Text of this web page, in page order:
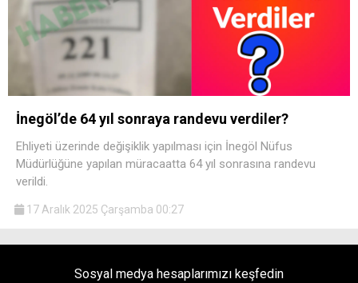
İnegöl’de 64 yıl sonraya randevu verdiler?
Ehliyeti üzerinde değişiklik yapılması için İnegöl Nüfus
Müdürlüğüne yapılan müracaatta 64 yıl sonrasına randevu
verildi.
17 Aralık 2025 Çarşamba 00:27
Sosyal medya hesaplarımızı keşfedin